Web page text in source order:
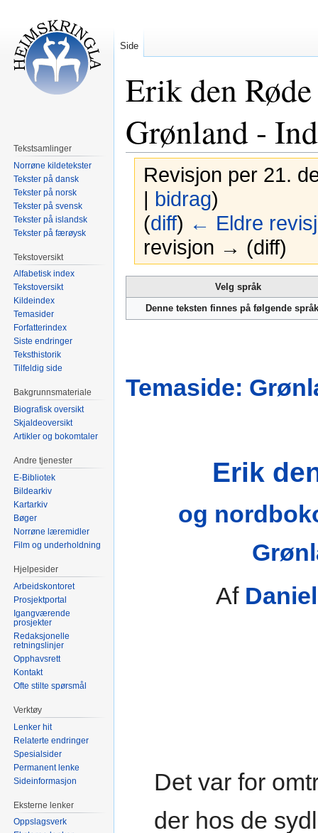
Erik den
Grønland -
Revisjon per 21.
| bidrag)
(diff) ← Eldre
revisjon → (diff)
til
navigering
til
Velg språk
Denne teksten finnes på følgende
Temaside:
Erik
og
Af
Det var for
der hos de
Side
Tekstsamlinger
Norrøne kildetekster
Tekster på dansk
Tekster på norsk
Tekster på svensk
Tekster på islandsk
Tekster på færøysk
Tekstoversikt
Alfabetisk index
Tekstoversikt
Kildeindex
Temasider
Forfatterindex
Siste endringer
Teksthistorik
Tilfeldig side
Bakgrunnsmateriale
Biografisk oversikt
Skjaldeoversikt
Artikler og bokomtaler
Andre tjenester
E-Bibliotek
Bildearkiv
Kartarkiv
Bøger
Norrøne læremidler
Film og underholdning
Hjelpesider
Arbeidskontoret
Prosjektportal
Igangværende
prosjekter
Redaksjonelle
retningslinjer
Opphavsrett
Kontakt
Ofte stilte spørsmål
Verktøy
Lenker hit
Relaterte endringer
Spesialsider
Permanent lenke
Sideinformasjon
Eksterne lenker
Oppslagsverk